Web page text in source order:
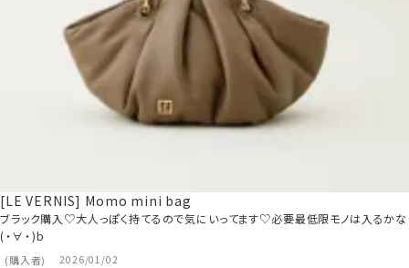
[LE VERNIS] Momo mini bag
購入者 2026/01/02
ブラック購入♡大人っぽく持てるので気にいってます♡必要最低限モノは入るかな
(⁠・⁠∀⁠・⁠)b